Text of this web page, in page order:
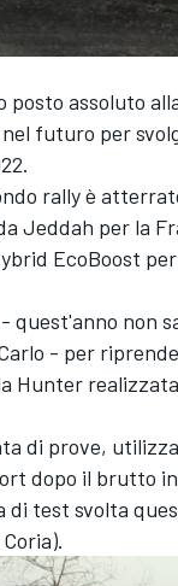
assoluto
futuro per
rally è
Jeddah per la
EcoBoost
non
- per
Hunter
di prove,
dopo il brutto
di test svolta